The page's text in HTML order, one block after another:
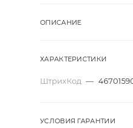
ОПИСАНИЕ
ХАРАКТЕРИСТИКИ
ШтрихКод —
УСЛОВИЯ ГАРАНТИИ